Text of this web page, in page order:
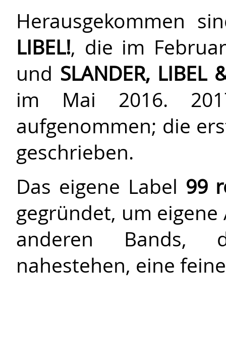
Herausgekommen
LIBEL!, die im
und SLANDER, LIBEL
im Mai 2016.
aufgenommen; die
geschrieben.
Das eigene Label 99
gegründet, um
anderen
nahestehen, eine